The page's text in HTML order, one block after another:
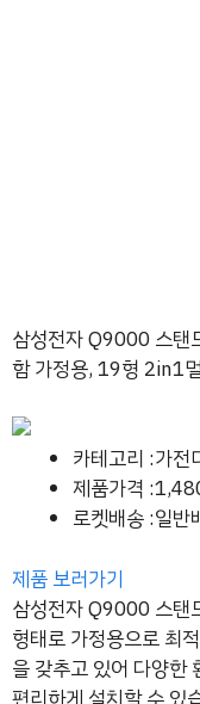
삼성전자 Q9000 스탠
함 가정용, 19형 2in1
카테고리 :가전
제품가격
로켓배송 :일반
제품 보러가기
삼성전자 Q9000 스탠
형태로 가정용으로 최
을 갖추고 있어 다양한
편리하게 설치할 수 있